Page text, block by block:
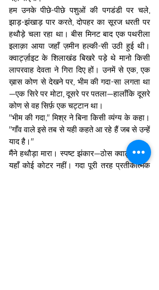
हम उनके पीछे-पीछे पशुओं की पगडंडी पर चले,
झाड़-झंखाड़ पार करते, दोपहर का सूरज धरती पर
हथौड़े चला रहा था। बीस मिनट बाद एक पथरीला
इलाक़ा आया जहाँ ज़मीन हल्की-सी उठी हुई थी।
क्वार्ट्ज़ाइट के शिलाखंड बिखरे पड़े थे मानो किसी
लापरवाह देवता ने गिरा दिए हों। उनमें से एक, एक
ख़ास कोण से देखने पर, भीम की गदा-सा लगता था
—एक सिरे पर मोटा, दूसरे पर पतला—हालाँकि दूसरे
कोण से वह सिर्फ़ एक चट्टान था।
"भीम की गदा," मिश्र ने बिना किसी व्यंग्य के कहा।
"गाँव वाले इसे तब से यही कहते आ रहे हैं जब से उन्हें
याद है।"
मैंने हथौड़ा मारा। स्पष्ट झंकार—ठोस क्वार्ट्ज़ाइट।
यहाँ कोई कोटर नहीं। गदा पूरी तरह प्रतीकात्मक